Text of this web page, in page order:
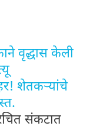
वृद्धास केली
शेतकऱ्यांचे
संकटात